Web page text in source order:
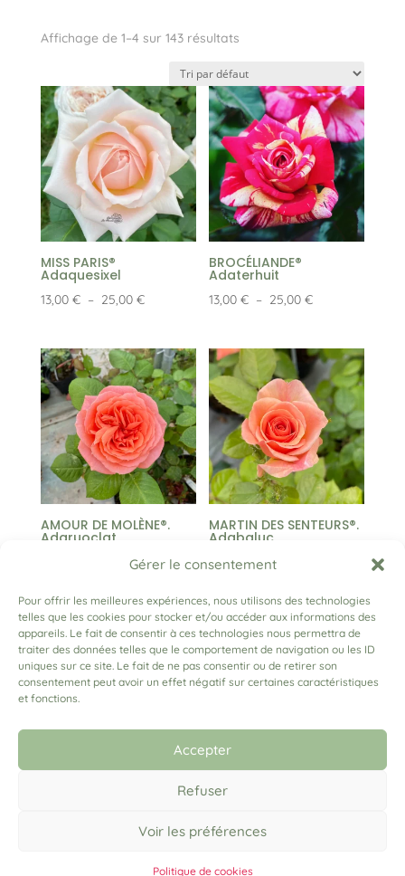
Gérer le consentement
Pour offrir les meilleures expériences, nous utilisons des technologies
telles que les cookies pour stocker et/ou accéder aux informations des
appareils. Le fait de consentir à ces technologies nous permettra de
traiter des données telles que le comportement de navigation ou les ID
uniques sur ce site. Le fait de ne pas consentir ou de retirer son
consentement peut avoir un effet négatif sur certaines caractéristiques
et fonctions.
Accepter
Refuser
Voir les préférences
Politique de cookies
Affichage de 1–4 sur 143 résultats
MISS PARIS®
Adaquesixel
13,00 € – 25,00 €Plage
prix :
13,00 €
à
25,00 €
BROCÉLIANDE®
Adaterhuit
13,00€ – 25,00€Plage
prix :
13,00 €
à
25,00 €
AMOUR DE MOLÈNE®.
Adaruoclat
25,00€Plage
prix :
13,00 €
à
25,00 €
MARTIN DES SENTEURS®.
Adabaluc
13,00€
1 2 3 4 … 34 35 36 →
lesrosesadam@gmail.com
Mentions légales